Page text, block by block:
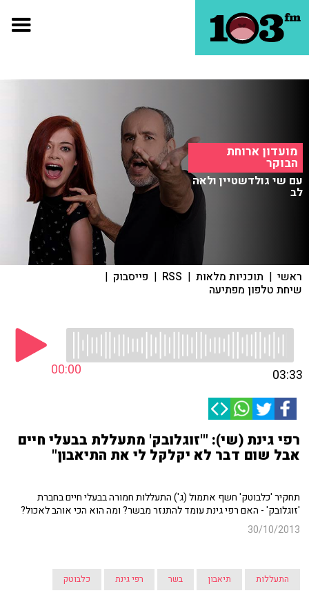
מועדון ארוחת
הבוקר
עם שי גולדשטיין ולאה
לב
ראשי | תוכניות מלאות |
RSS
| פייסבוק |
שיחת טלפון מפתיעה
00:00 03:33
רפי גינת (שי): "'זוגלובק' מתעללת בבעלי חיים
אבל שום דבר לא יקלקל לי את התיאבון"
תחקיר 'כלבוטק' חשף אתמול (ג') התעללות חמורה בבעלי חיים בחברת
'זוגלובק' - האם רפי גינת עומד להתנזר מבשר? ומה הוא הכי אוהב לאכול?
30/10/2013
התעללות תיאבון בשר רפי גינת כלבוטק